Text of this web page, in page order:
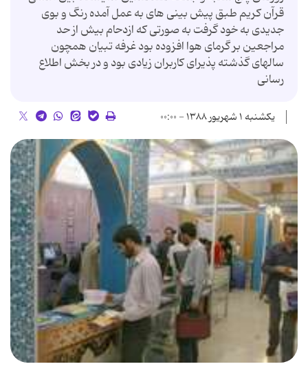
قرآن کریم طبق پیش بینی های به عمل آمده رنگ و بوی
جدیدی به خود گرفت به صورتی که ازدحام بیش از حد
مراجعین بر گرمای هوا افزوده بود غرفه تبیان همچون
سالهای گذشته پذیرای کاربران زیادی بود و در بخش اطلاع
رسانی
یکشنبه ۱ شهریور ۱۳۸۸ - ۰۰:۰۰